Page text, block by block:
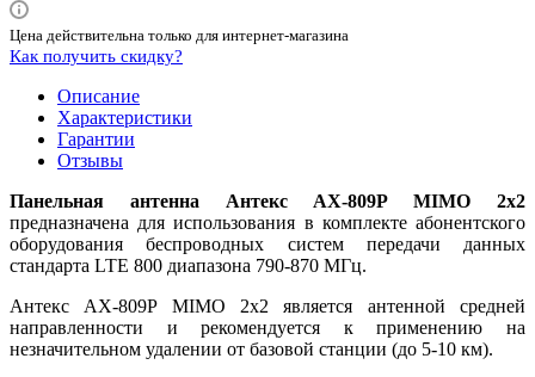
Цена действительна только для интернет-магазина
Как получить скидку?
Описание
Характеристики
Гарантии
Отзывы
Панельная антенна Антекс АX-809P MIMO 2х2
предназначена для использования в комплекте абонентского
оборудования беспроводных систем передачи данных
стандарта LTE 800 диапазона 790-870 МГц.
Антекс АX-809P MIMO 2х2 является антенной средней
направленности и рекомендуется к применению на
незначительном удалении от базовой станции (до 5-10 км).